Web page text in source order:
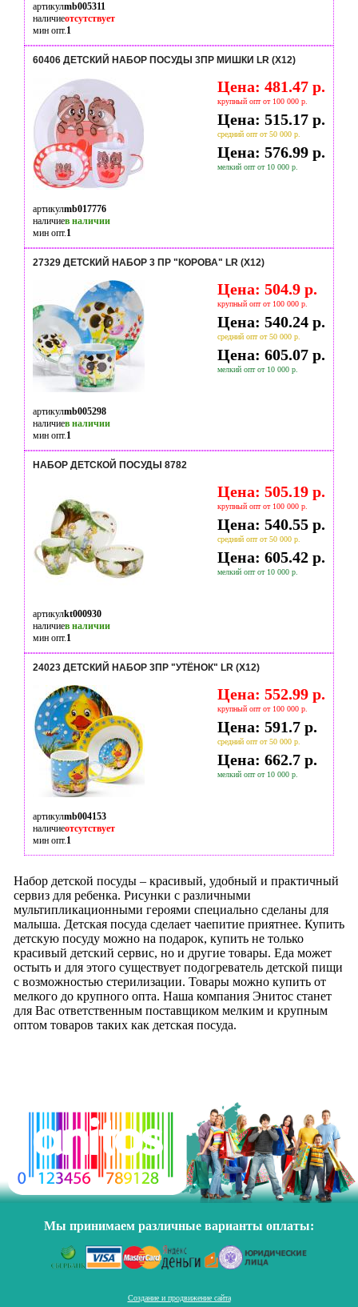
артикулmb005311
наличиеотсутствует
мин опт.1
60406 ДЕТСКИЙ НАБОР ПОСУДЫ 3ПР МИШКИ LR (Х12)
Цена: 481.47 р.
крупный опт от 100 000 р.
Цена: 515.17 р.
средний опт от 50 000 р.
Цена: 576.99 р.
мелкий опт от 10 000 р.
артикулmb017776
наличиев наличии
мин опт.1
27329 ДЕТСКИЙ НАБОР 3 ПР "КОРОВА" LR (Х12)
Цена: 504.9 р.
крупный опт от 100 000 р.
Цена: 540.24 р.
средний опт от 50 000 р.
Цена: 605.07 р.
мелкий опт от 10 000 р.
артикулmb005298
наличиев наличии
мин опт.1
НАБОР ДЕТСКОЙ ПОСУДЫ 8782
Цена: 505.19 р.
крупный опт от 100 000 р.
Цена: 540.55 р.
средний опт от 50 000 р.
Цена: 605.42 р.
мелкий опт от 10 000 р.
артикулkt000930
наличиев наличии
мин опт.1
24023 ДЕТСКИЙ НАБОР 3ПР "УТЁНОК" LR (Х12)
Цена: 552.99 р.
крупный опт от 100 000 р.
Цена: 591.7 р.
средний опт от 50 000 р.
Цена: 662.7 р.
мелкий опт от 10 000 р.
артикулmb004153
наличиеотсутствует
мин опт.1
Набор детской посуды – красивый, удобный и практичный
сервиз для ребенка. Рисунки с различными
мультипликационными героями специально сделаны для
малыша. Детская посуда сделает чаепитие приятнее. Купить
детскую посуду можно на подарок, купить не только
красивый детский сервис, но и другие товары. Еда может
остыть и для этого существует подогреватель детской пищи
с возможностью стерилизации. Товары можно купить от
мелкого до крупного опта. Наша компания Энитос станет
для Вас ответственным поставщиком мелким и крупным
оптом товаров таких как детская посуда.
Мы принимаем различные варианты оплаты:
Создание и продвижение сайта